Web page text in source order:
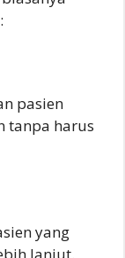
pasien
tanpa harus
yang
lanjut.